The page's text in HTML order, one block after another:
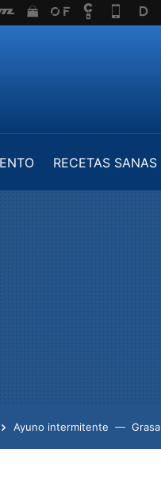
RECETAS SANAS
Ayuno intermitente Grasa